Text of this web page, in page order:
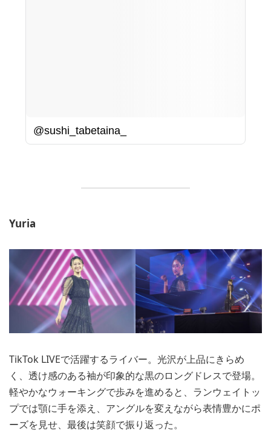
@sushi_tabetaina_
Yuria
TikTok LIVEで活躍するライバー。光沢が上品にきらめ
く、透け感のある袖が印象的な黒のロングドレスで登場。
軽やかなウォーキングで歩みを進めると、ランウェイトッ
プでは顎に手を添え、アングルを変えながら表情豊かにポ
ーズを見せ、最後は笑顔で振り返った。